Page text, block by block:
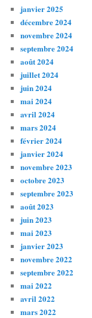
janvier 2025
décembre 2024
novembre 2024
septembre 2024
août 2024
juillet 2024
juin 2024
mai 2024
avril 2024
mars 2024
février 2024
janvier 2024
novembre 2023
octobre 2023
septembre 2023
août 2023
juin 2023
mai 2023
janvier 2023
novembre 2022
septembre 2022
mai 2022
avril 2022
mars 2022